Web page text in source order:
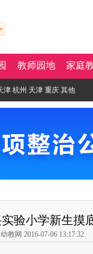
教师园地 家庭
津 杭州 天津 重庆 其他
验小学新生摸
教网 2016-07-06 13:17:32